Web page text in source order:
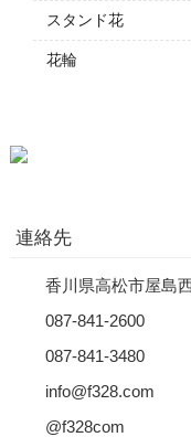
スタンド花
花輪
連絡先
香川県高松市屋島
087-841-2600
087-841-3480
info@f328.com
@f328com